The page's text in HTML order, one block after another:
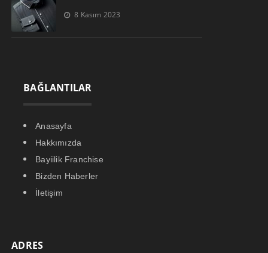
8 Kasım 2023
BAĞLANTILAR
Anasayfa
Hakkımızda
Bayiilik Franchise
Bizden Haberler
İletişim
ADRES